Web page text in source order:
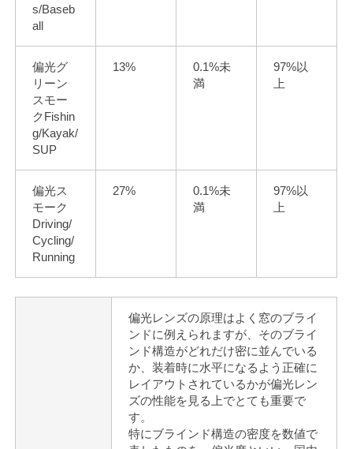
s/Baseb
all
偏光グ
リーン
スモー
クFishin
g/Kayak/
SUP
13%
0.1%未
満
97%以
上
偏光ス
モーク
Driving/
Cycling/
Running
27%
0.1%未
満
97%以
上
偏光レンズの原理はよく窓のブライ
ンドに例えられますが、そのブライ
ンド構造がどれだけ密に並んでいる
か、装着時に水平になるよう正確に
レイアウトされているかが偏光レン
ズの性能を見る上でとても重要で
す。
特にブラインド構造の密度を数値で